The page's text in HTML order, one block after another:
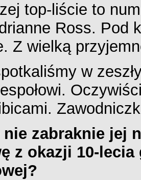
top-liście to
Ross. Pod
Z wielką
w
nie zabraknie jej
z okazji 10-